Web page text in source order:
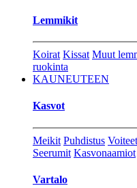
Lemmikit
Koirat Kissat Muut
ruokinta
KAUNEUTEEN
Kasvot
Meikit Puhdistus Voiteet
Seerumit Kasvonaamiot
Vartalo